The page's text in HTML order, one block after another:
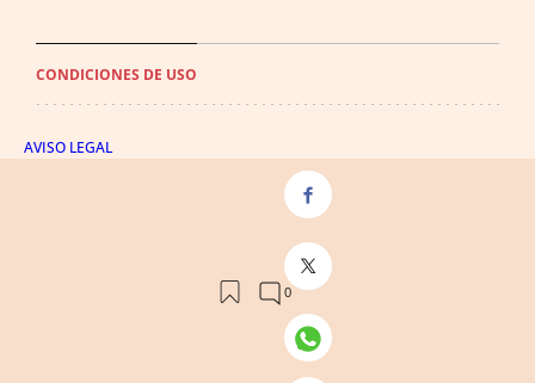
CONDICIONES DE USO
AVISO LEGAL